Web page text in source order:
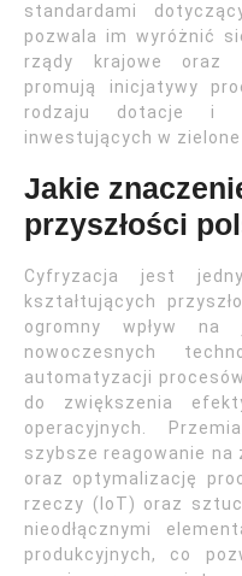
standardami
pozwala im wyróżnić
rządy krajowe oraz
promują inicjatywy
rodzaju dotacje i
inwestujących w
Jakie
przyszłości
Cyfryzacja jest
kształtujących
ogromny wpływ na
nowoczesnych
automatyzacji
do zwiększenia
operacyjnych.
szybsze reagowanie na
oraz optymalizację
rzeczy (IoT) oraz
nieodłącznymi
produkcyjnych, co